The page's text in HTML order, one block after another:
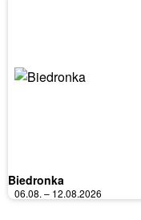
Biedronka
06.08. – 12.08.2026